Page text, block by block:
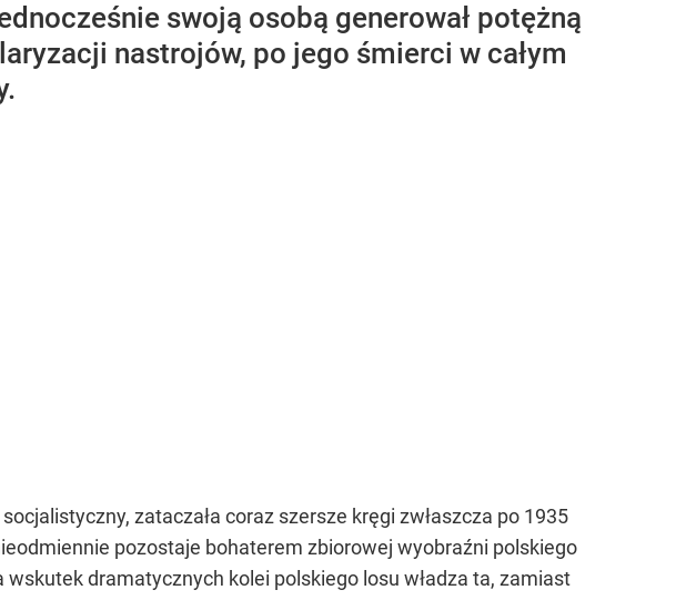
swoją osobą generował potężną
nastrojów, po jego śmierci w całym
zataczała coraz szersze kręgi zwłaszcza po 1935
pozostaje bohaterem zbiorowej wyobraźni polskiego
wskutek dramatycznych kolei polskiego losu władza ta, zamiast